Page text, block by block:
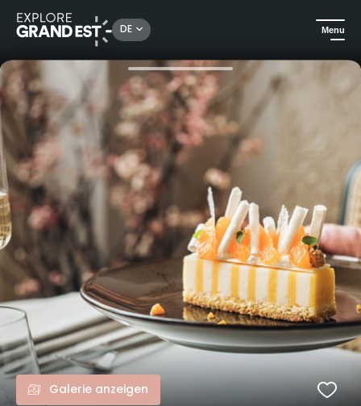
DE Menu
Sehenswertes in der Region Grand Est Tea Time im Hotel LÉONOR
Galerie anzeigen